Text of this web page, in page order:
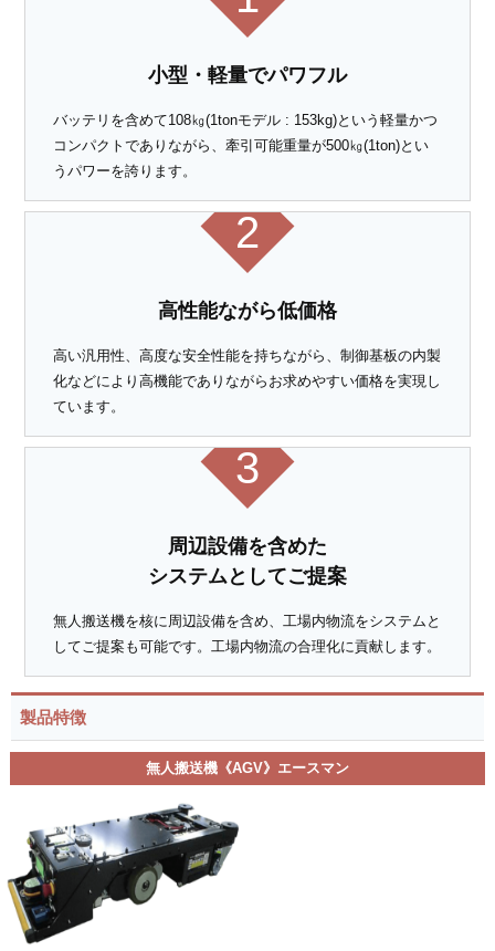
小型・軽量でパワフル
バッテリを含めて108㎏(1tonモデル : 153kg)という軽量かつ
コンパクトでありながら、牽引可能重量が500㎏(1ton)とい
うパワーを誇ります。
2
高性能ながら低価格
高い汎用性、高度な安全性能を持ちながら、制御基板の内製
化などにより高機能でありながらお求めやすい価格を実現し
ています。
3
周辺設備を含めた
システムとしてご提案
無人搬送機を核に周辺設備を含め、工場内物流をシステムと
してご提案も可能です。工場内物流の合理化に貢献します。
製品特徴
無人搬送機《AGV》エースマン